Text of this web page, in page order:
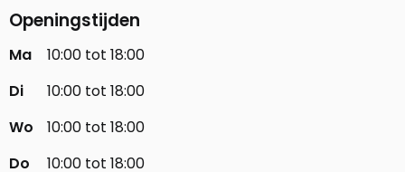
Openingstijden
Ma
10:00 tot 18:00
Di
10:00 tot 18:00
Wo
10:00 tot 18:00
Do
10:00 tot 18:00